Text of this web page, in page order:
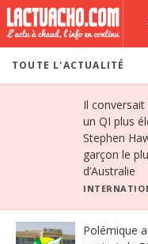
TOUTE L'ACTUALITÉ
Il
un QI plus
Stephen
garçon le
d’Australie
Polémique